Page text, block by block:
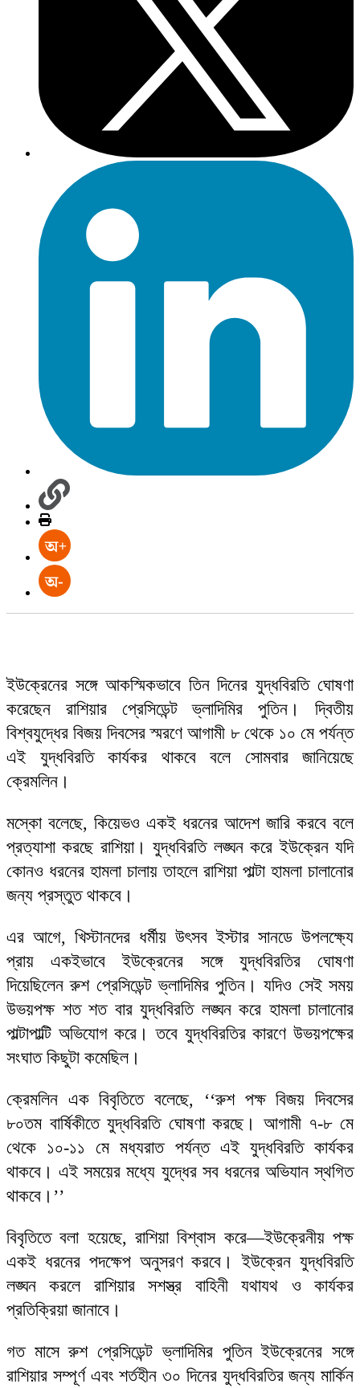
ইউক্রেনের সঙ্গে আকস্মিকভাবে তিন দিনের যুদ্ধবিরতি ঘোষণা
করেছেন রাশিয়ার প্রেসিডেন্ট ভ্লাদিমির পুতিন। দ্বিতীয়
বিশ্বযুদ্ধের বিজয় দিবসের স্মরণে আগামী ৮ থেকে ১০ মে পর্যন্ত
এই যুদ্ধবিরতি কার্যকর থাকবে বলে সোমবার জানিয়েছে
ক্রেমলিন।
মস্কো বলেছে, কিয়েভও একই ধরনের আদেশ জারি করবে বলে
প্রত্যাশা করছে রাশিয়া। যুদ্ধবিরতি লঙ্ঘন করে ইউক্রেন যদি
কোনও ধরনের হামলা চালায় তাহলে রাশিয়া পাল্টা হামলা চালানোর
জন্য প্রস্তুত থাকবে।
এর আগে, খিস্টানদের ধর্মীয় উৎসব ইস্টার সানডে উপলক্ষ্যে
প্রায় একইভাবে ইউক্রেনের সঙ্গে যুদ্ধবিরতির ঘোষণা
দিয়েছিলেন রুশ প্রেসিডেন্ট ভ্লাদিমির পুতিন। যদিও সেই সময়
উভয়পক্ষ শত শত বার যুদ্ধবিরতি লঙ্ঘন করে হামলা চালানোর
পাল্টাপাল্টি অভিযোগ করে। তবে যুদ্ধবিরতির কারণে উভয়পক্ষের
সংঘাত কিছুটা কমেছিল।
ক্রেমলিন এক বিবৃতিতে বলেছে, ‘‘রুশ পক্ষ বিজয় দিবসের
৮০তম বার্ষিকীতে যুদ্ধবিরতি ঘোষণা করছে। আগামী ৭-৮ মে
থেকে ১০-১১ মে মধ্যরাত পর্যন্ত এই যুদ্ধবিরতি কার্যকর
থাকবে। এই সময়ের মধ্যে যুদ্ধের সব ধরনের অভিযান স্থগিত
থাকবে।’’
বিবৃতিতে বলা হয়েছে, রাশিয়া বিশ্বাস করে—ইউক্রেনীয় পক্ষ
একই ধরনের পদক্ষেপ অনুসরণ করবে। ইউক্রেন যুদ্ধবিরতি
লঙ্ঘন করলে রাশিয়ার সশস্ত্র বাহিনী যথাযথ ও কার্যকর
প্রতিক্রিয়া জানাবে।
গত মাসে রুশ প্রেসিডেন্ট ভ্লাদিমির পুতিন ইউক্রেনের সঙ্গে
রাশিয়ার সম্পূর্ণ এবং শর্তহীন ৩০ দিনের যুদ্ধবিরতির জন্য মার্কিন